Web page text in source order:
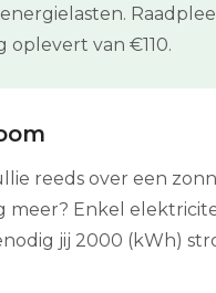
oplevert van €110.
reeds over een
meer? Enkel
jij 2000 (kWh)